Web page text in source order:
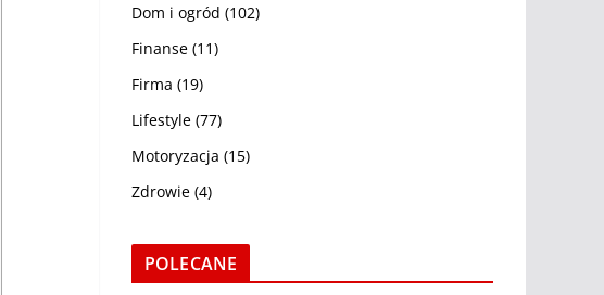
Dom i ogród (102)
Finanse (11)
Firma (19)
Lifestyle (77)
Motoryzacja (15)
Zdrowie (4)
POLECANE